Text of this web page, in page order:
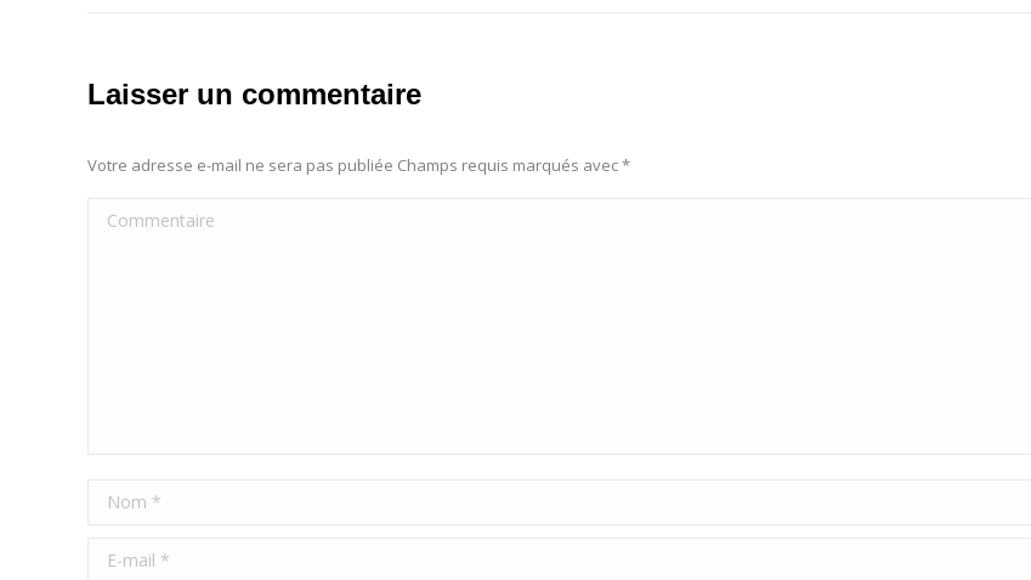
Laisser un commentaire
Votre adresse e-mail ne sera pas publiée Champs requis marqués avec*
Commentaire
Nom *
E-mail *